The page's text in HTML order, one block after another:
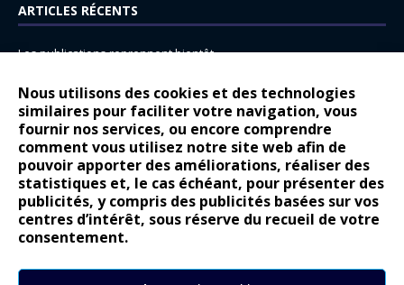
Nous utilisons des cookies et des technologies
similaires pour faciliter votre navigation, vous
fournir nos services, ou encore comprendre
comment vous utilisez notre site web afin de
pouvoir apporter des améliorations, réaliser des
statistiques et, le cas échéant, pour présenter des
publicités, y compris des publicités basées sur vos
centres d’intérêt, sous réserve du recueil de votre
consentement.
ARTICLES RÉCENTS
Les publications reprennent bientôt…
14 juillet : nouveau film de marque pour Citroën
Renault Espace : voyage, voyage…
Peugeot E-208 GTi : naissance d’une légende
COMMENTAIRES RÉCENTS
Bernard Dardartdans
Gilly